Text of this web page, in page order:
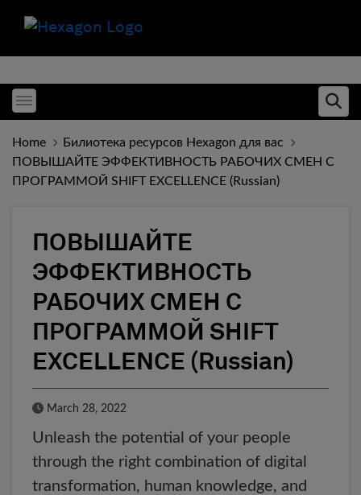
Toggle menubar
Home
Билиотека ресурсов Hexagon для вас
ПОВЫШАЙТЕ ЭФФЕКТИВНОСТЬ РАБОЧИХ СМЕН С
ПРОГРАММОЙ SHIFT EXCELLENCE (Russian)
ПОВЫШАЙТЕ
ЭФФЕКТИВНОСТЬ
РАБОЧИХ СМЕН С
ПРОГРАММОЙ SHIFT
EXCELLENCE (Russian)
Published Date
March 28, 2022
Unleash the potential of your people
through the right combination of digital
transformation, human knowledge, and